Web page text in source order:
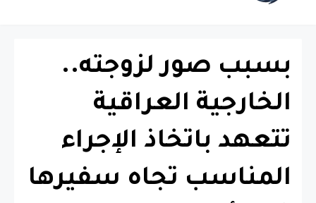
بسبب صور لزوجته..
الخارجية العراقية
تتعهد باتخاذ الإجراء
المناسب تجاه سفيرها